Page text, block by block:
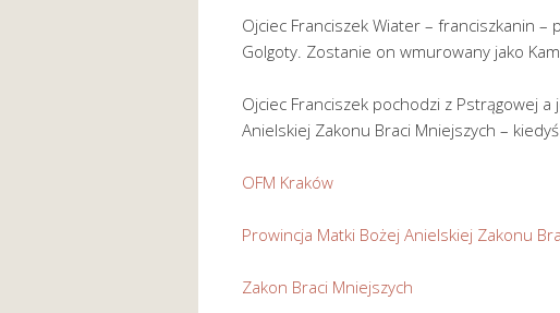
Ojciec Franciszek Wiater – franciszkanin –
Golgoty. Zostanie on wmurowany jako
Ojciec Franciszek pochodzi z Pstrągowej a
Anielskiej Zakonu Braci Mniejszych –
OFM Kraków
Prowincja Matki Bożej Anielskiej Zakonu
Zakon Braci Mniejszych